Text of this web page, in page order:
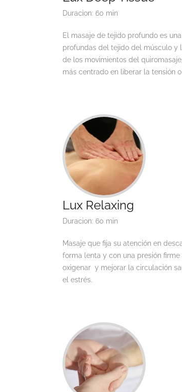
Duracion: 60 min
El masaje de tejido profundo es
profundas del tejido del músculo y
de los movimientos del
más centrado en liberar la tensión
Lux Relaxing
Duracion: 60 min
Masaje que fija su atención en
forma lenta y con una presión
oxigenar y mejorar la circulación
el estrés.